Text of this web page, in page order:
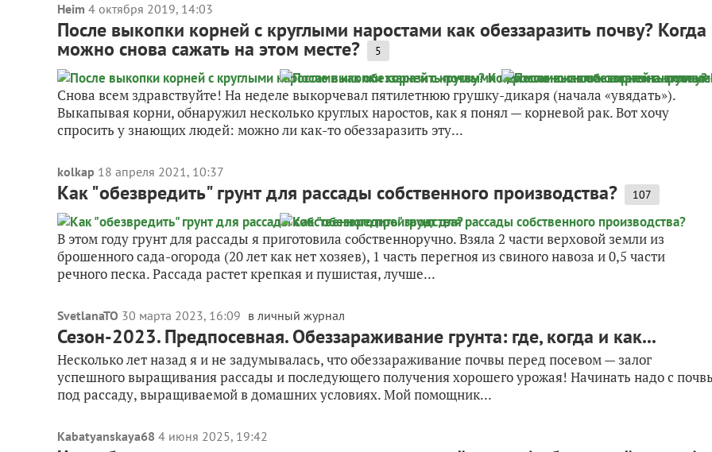
Heim 4 октября 2019, 14:03
После выкопки корней с круглыми наростами как обеззаразить почву? Когда
можно снова сажать на этом месте? 5
Снова всем здравствуйте! На неделе выкорчевал пятилетнюю грушку-дикаря (начала «увядать»).
Выкапывая корни, обнаружил несколько круглых наростов, как я понял — корневой рак. Вот хочу
спросить у знающих людей: можно ли как-то обеззаразить эту...
kolkap 18 апреля 2021, 10:37
Как "обезвредить" грунт для рассады собственного производства? 107
В этом году грунт для рассады я приготовила собственноручно. Взяла 2 части верховой земли из
брошенного сада-огорода (20 лет как нет хозяев), 1 часть перегноя из свиного навоза и 0,5 части
речного песка. Рассада растет крепкая и пушистая, лучше...
SvetlanaTO 30 марта 2023, 16:09 в личный журнал
Сезон-2023. Предпосевная. Обеззараживание грунта: где, когда и как...
Несколько лет назад я и не задумывалась, что обеззараживание почвы перед посевом — залог
успешного выращивания рассады и последующего получения хорошего урожая! Начинать надо с
под рассаду, выращиваемой в домашних условиях. Мой помощник...
Kabatyanskaya68 4 июня 2025, 19:42